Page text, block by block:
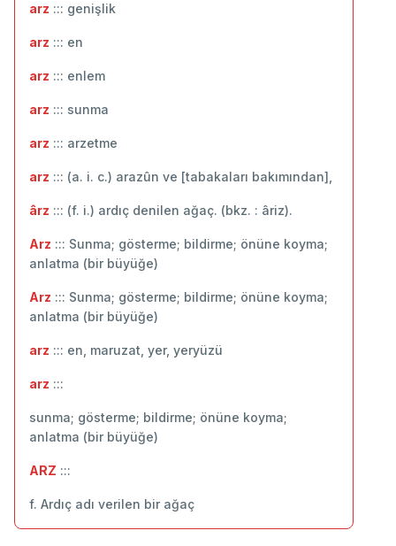
arz ::: ‬genişlik
arz ::: en
arz ::: enlem
arz ::: ‬sunma
arz ::: arzetme
arz ::: (a. i. c.) arazûn ve [tabakaları bakımından],
ârz ::: (f. i.) ardıç denilen ağaç. (bkz. : âriz).
Arz ::: Sunma; gösterme; bildirme; önüne koyma;
anlatma (bir büyüğe)
Arz ::: Sunma; gösterme; bildirme; önüne koyma;
anlatma (bir büyüğe)
arz ::: en, maruzat, yer, yeryüzü
arz :::
sunma; gösterme; bildirme; önüne koyma;
anlatma (bir büyüğe)
ARZ :::
f. Ardıç adı verilen bir ağaç